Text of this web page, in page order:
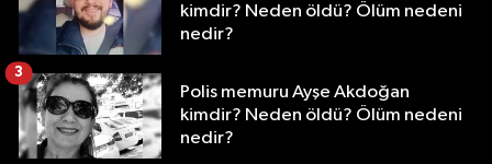
kimdir? Neden öldü? Ölüm nedeni
nedir?
Polis memuru Ayşe Akdoğan
kimdir? Neden öldü? Ölüm nedeni
nedir?
3